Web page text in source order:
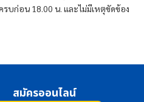
รบก่อน 18.00 น. และไม่มีเหตุขัดข้อง
สมัครออนไลน์